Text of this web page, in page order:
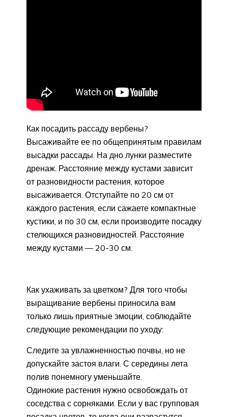
Как посадить рассаду вербены?
Высаживайте ее по общепринятым правилам
высадки рассады. На дно лунки разместите
дренаж. Расстояние между кустами зависит
от разновидности растения, которое
высаживается. Отступайте по 20 см от
каждого растения, если сажаете компактные
кустики, и по 30 см, если производите посадку
стелющихся разновидностей. Расстояние
между кустами — 20-30 см.
Как ухаживать за цветком? Для того чтобы
выращивание вербены приносила вам
только лишь приятные эмоции, соблюдайте
следующие рекомендации по уходу:
Следите за увлажненностью почвы, но не
допускайте застоя влаги. С середины лета
полив понемногу уменьшайте.
Одинокие растения нужно освобождать от
соседства с сорняками. Если у вас групповая